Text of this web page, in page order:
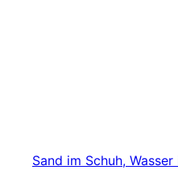
Sand im Schuh,